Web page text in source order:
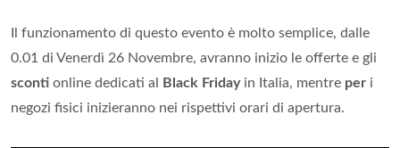
Il funzionamento di questo evento è molto semplice, dalle
0.01 di Venerdì 26 Novembre, avranno inizio le offerte e gli
sconti online dedicati al Black Fridayin Italia, mentre per i
negozi fisici inizieranno nei rispettivi orari di apertura.